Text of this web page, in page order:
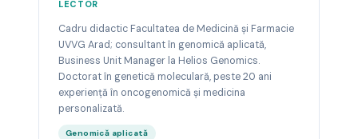
LECTOR
Cadru didactic Facultatea de Medicină și Farmacie
UVVG Arad; consultant în genomică aplicată,
Business Unit Manager la Helios Genomics.
Doctorat în genetică moleculară, peste 20 ani
experiență în oncogenomică și medicina
personalizată.
Genomică aplicată